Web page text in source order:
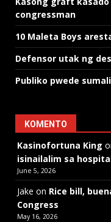
congressman
10 Maleta Boys
Defensor utak ng
Publiko pwede
KOMENTO
Kasinofortuna King
isinailalim sa
June 5, 2026
Jake on Rice bill,
Congress
May 16, 2026